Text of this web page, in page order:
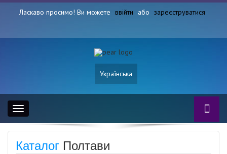
Ласкаво просимо! Ви можете ввійти або зареєструватися
Українська
Toggle
navigation
Каталог Полтави